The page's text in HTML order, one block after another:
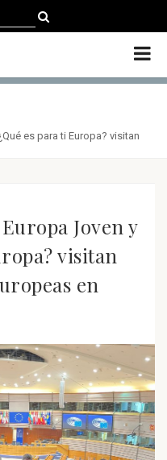
ENGLISH
es para ti Europa? visitan
Joven y
visitan
en